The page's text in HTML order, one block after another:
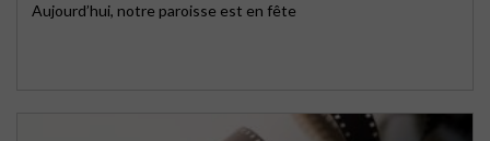
Aujourd’hui, notre paroisse est en fête